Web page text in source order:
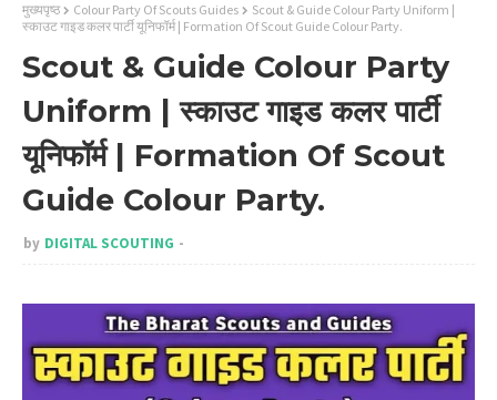
मुख्यपृष्ठ Colour Party Of Scouts Guides
Scout & Guide Colour Party Uniform |
स्काउट गाइड कलर पार्टी यूनिफॉर्म | Formation Of Scout Guide Colour Party.
Scout & Guide Colour Party
Uniform | स्काउट गाइड कलर पार्टी
यूनिफॉर्म | Formation Of Scout
Guide Colour Party.
by DIGITAL SCOUTING